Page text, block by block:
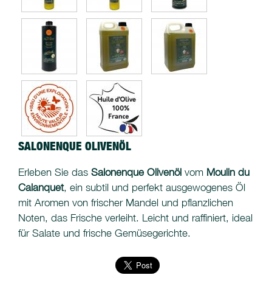
SALONENQUE OLIVENÖL
Erleben Sie das Salonenque Olivenöl vom Moulin du
Calanquet, ein subtil und perfekt ausgewogenes Öl
mit Aromen von frischer Mandel und pflanzlichen
Noten, das Frische verleiht. Leicht und raffiniert, ideal
für Salate und frische Gemüsegerichte.